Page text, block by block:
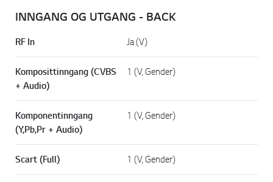
INNGANG OG UTGANG - BACK
RF In Ja (V)
Komposittinngang (CVBS
+ Audio)
1 (V, Gender)
Komponentinngang
(Y,Pb,Pr + Audio)
1 (V, Gender)
Scart (Full) 1 (V, Gender)